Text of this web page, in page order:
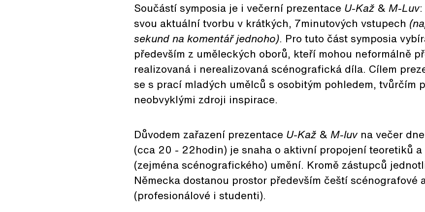
Součástí symposia je i večerní prezentace U-Kaž & M-Luv
svou aktuální tvorbu v krátkých, 7minutových vstupech
sekund na komentář jednoho). Pro tuto část symposia
především z uměleckých oborů, kteří mohou neformálně
realizovaná i nerealizovaná scénografická díla. Cílem
se s prací mladých umělců s osobitým pohledem, tvůrčím
neobvyklými zdroji inspirace.
Důvodem zařazení prezentace U-Kaž & M-luvna večer
(cca 20 - 22hodin) je snaha o aktivní propojení teoretiků
(zejména scénografického) umění. Kromě zástupců
Německa dostanou prostor především čeští scénografové
(profesionálové i studenti).